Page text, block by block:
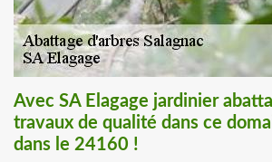
Avec SA Elagage jardinier
travaux de qualité dans ce
dans le 24160 !